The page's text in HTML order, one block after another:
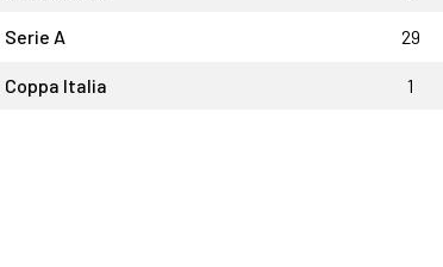
Serie A 29
Coppa Italia 1